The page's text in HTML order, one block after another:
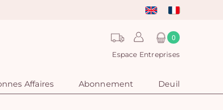
0
Espace Entreprises
Affaires Abonnement Deuil